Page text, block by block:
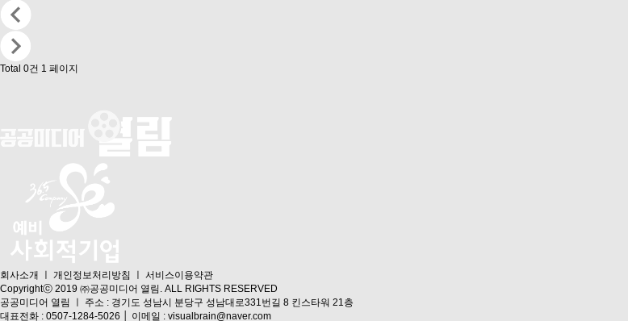
Total 0건 1 페이지
회사소개 ㅣ 개인정보처리방침 ㅣ 서비스이용약관
Copyrightⓒ 2019 ㈜공공미디어 열림. ALL RIGHTS RESERVED
공공미디어 열림 ㅣ 주소 : 경기도 성남시 분당구 성남대로331번길 8 킨스타워 21층
대표전화 : 0507-1284-5026 │ 이메일 : visualbrain@naver.com